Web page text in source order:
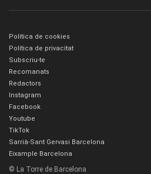
Política de cookies
Política de privacitat
Subscriu-te
Recomanats
Redactors
Instagram
Facebook
Youtube
TikTok
Sarrià-Sant Gervasi Barcelona
Eixample Barcelona
© La Torre de Barcelona